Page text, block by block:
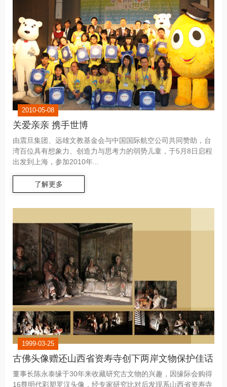
2010-05-08
关爱亲亲 携手世博
由震旦集团、远雄文教基金会与中国国际航空公司共同赞助，台
湾百位具有想象力、创造力与思考力的弱势儿童，于5月8日启程
出发到上海，参加2010年...
了解更多
1999-03-25
古佛头像赠还山西省资寿寺创下两岸文物保护佳话
董事长陈永泰缘于30年来收藏研究古文物的兴趣，因缘际会购得
16尊明代彩塑罗汉头像，经专家研究比对后发现系山西省资寿寺